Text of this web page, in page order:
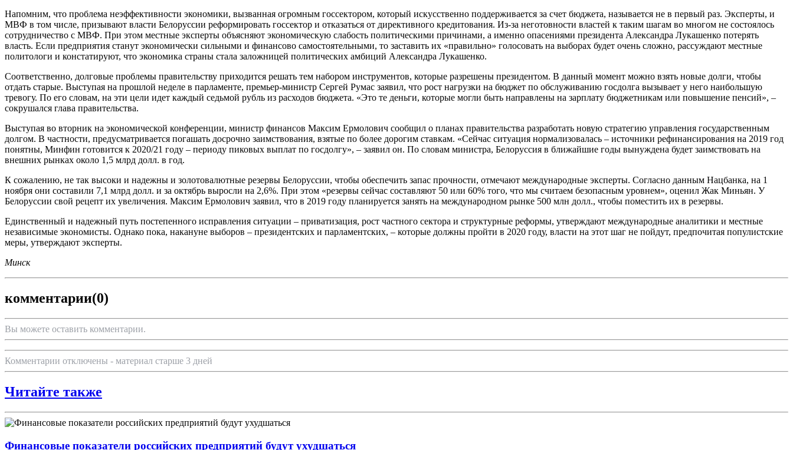
Напомним, что проблема неэффективности экономики, вызванная огромным госсектором, который искусственно поддерживается за счет бюджета, называется не в первый раз. Эксперты, и
МВФ в том числе, призывают власти Белоруссии реформировать госсектор и отказаться от директивного кредитования. Из-за неготовности властей к таким шагам во многом не состоялось
сотрудничество с МВФ. При этом местные эксперты объясняют экономическую слабость политическими причинами, а именно опасениями президента Александра Лукашенко потерять
власть. Если предприятия станут экономически сильными и финансово самостоятельными, то заставить их «правильно» голосовать на выборах будет очень сложно, рассуждают местные
политологи и констатируют, что экономика страны стала заложницей политических амбиций Александра Лукашенко.
Соответственно, долговые проблемы правительству приходится решать тем набором инструментов, которые разрешены президентом. В данный момент можно взять новые долги, чтобы
отдать старые. Выступая на прошлой неделе в парламенте, премьер-министр Сергей Румас заявил, что рост нагрузки на бюджет по обслуживанию госдолга вызывает у него наибольшую
тревогу. По его словам, на эти цели идет каждый седьмой рубль из расходов бюджета. «Это те деньги, которые могли быть направлены на зарплату бюджетникам или повышение пенсий», –
сокрушался глава правительства.
Выступая во вторник на экономической конференции, министр финансов Максим Ермолович сообщил о планах правительства разработать новую стратегию управления государственным
долгом. В частности, предусматривается погашать досрочно заимствования, взятые по более дорогим ставкам. «Сейчас ситуация нормализовалась – источники рефинансирования на 2019 год
понятны, Минфин готовится к 2020/21 году – периоду пиковых выплат по госдолгу», – заявил он. По словам министра, Белоруссия в ближайшие годы вынуждена будет заимствовать на
внешних рынках около 1,5 млрд долл. в год.
К сожалению, не так высоки и надежны и золотовалютные резервы Белоруссии, чтобы обеспечить запас прочности, отмечают международные эксперты. Согласно данным Нацбанка, на 1
ноября они составили 7,1 млрд долл. и за октябрь выросли на 2,6%. При этом «резервы сейчас составляют 50 или 60% того, что мы считаем безопасным уровнем», оценил Жак Миньян. У
Белоруссии свой рецепт их увеличения. Максим Ермолович заявил, что в 2019 году планируется занять на международном рынке 500 млн долл., чтобы поместить их в резервы.
Единственный и надежный путь постепенного исправления ситуации – приватизация, рост частного сектора и структурные реформы, утверждают международные аналитики и местные
независимые экономисты. Однако пока, накануне выборов – президентских и парламентских, – которые должны пройти в 2020 году, власти на этот шаг не пойдут, предпочитая популистские
меры, утверждают эксперты.
Минск
комментарии(0)
Вы можете оставить комментарии.
Комментарии отключены - материал старше 3 дней
Читайте также
Финансовые показатели российских предприятий будут ухудшаться